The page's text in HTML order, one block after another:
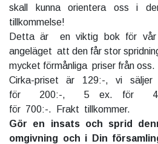
skall kunna orientera oss i
tillkommelse!
Detta är en viktig bok för
angeläget att den får stor
mycket förmånliga priser från oss.
Cirka-priset är 129:-, vi
för 200:-, 5 ex. för
för 700:-. Frakt tillkommer.
Gör en insats och sprid
omgivning och i Din